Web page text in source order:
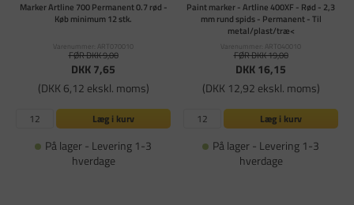
Marker Artline 700 Permanent 0.7 rød -
Køb minimum 12 stk.
Varenummer: ART070010
FØR DKK 9,00
DKK 7,65
(DKK 6,12 ekskl. moms)
Læg i kurv
På lager - Levering 1-3
hverdage
Paint marker - Artline 400XF - Rød - 2,3
mm rund spids - Permanent - Til
metal/plast/træ<
Varenummer: ART040010
FØR DKK 19,00
DKK 16,15
(DKK 12,92 ekskl. moms)
Læg i kurv
På lager - Levering 1-3
hverdage